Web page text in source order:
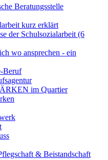
Beratungsstelle
kurz erklärt
der Schulsozialarbeit (6
wo ansprechen - ein
Beruf
im Quartier
& Beistandschaft